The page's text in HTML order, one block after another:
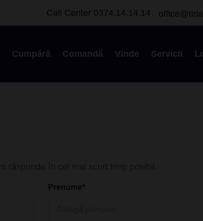
Call Center 0374.14.14.14
Cumpără Comandă Vinde Servicii
Prenume*